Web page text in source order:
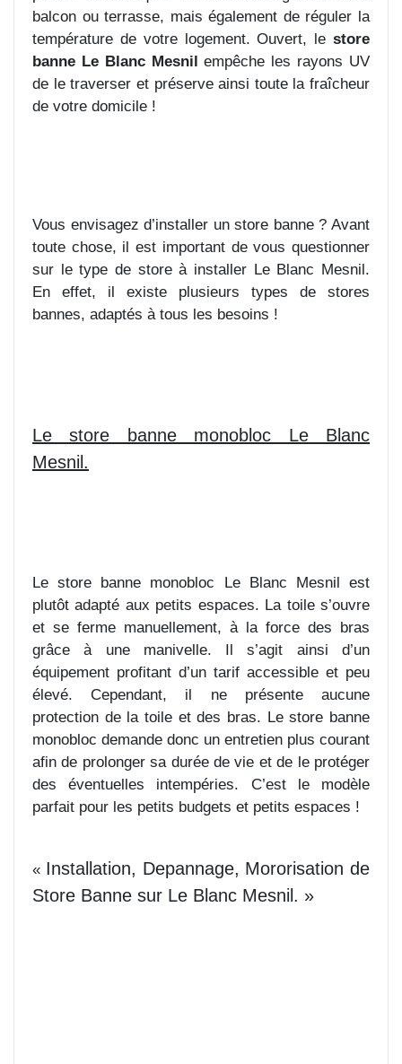
balcon ou terrasse, mais également de réguler la
température de votre logement. Ouvert, le store
banne Le Blanc Mesnil empêche les rayons UV
de le traverser et préserve ainsi toute la fraîcheur
de votre domicile !
Vous envisagez d’installer un store banne ? Avant
toute chose, il est important de vous questionner
sur le type de store à installer Le Blanc Mesnil.
En effet, il existe plusieurs types de stores
bannes, adaptés à tous les besoins !
Le store banne monobloc Le Blanc
Mesnil.
Le store banne monobloc Le Blanc Mesnil est
plutôt adapté aux petits espaces. La toile s’ouvre
et se ferme manuellement, à la force des bras
grâce à une manivelle. Il s’agit ainsi d’un
équipement profitant d’un tarif accessible et peu
élevé. Cependant, il ne présente aucune
protection de la toile et des bras. Le store banne
monobloc demande donc un entretien plus courant
afin de prolonger sa durée de vie et de le protéger
des éventuelles intempéries. C’est le modèle
parfait pour les petits budgets et petits espaces !
« Installation, Depannage, Mororisation de
Store Banne sur Le Blanc Mesnil. »